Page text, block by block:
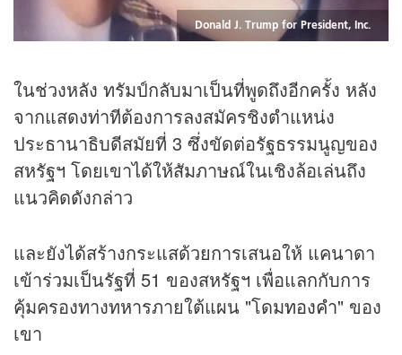
Donald J. Trump for President, Inc.
ในช่วงหลัง ทรัมป์กลับมาเป็นที่พูดถึงอีกครั้ง หลัง
จากแสดงท่าทีต้องการลงสมัครชิงตำแหน่ง
ประธานาธิบดีสมัยที่ 3 ซึ่งขัดต่อรัฐธรรมนูญของ
สหรัฐฯ โดยเขาได้ให้สัมภาษณ์ในเชิงล้อเล่นถึง
แนวคิดดังกล่าว
และยังได้สร้างกระแสด้วยการเสนอให้ แคนาดา
เข้าร่วมเป็นรัฐที่ 51 ของสหรัฐฯ เพื่อแลกกับการ
คุ้มครองทางทหารภายใต้แผน "โดมทองคำ" ของ
เขา